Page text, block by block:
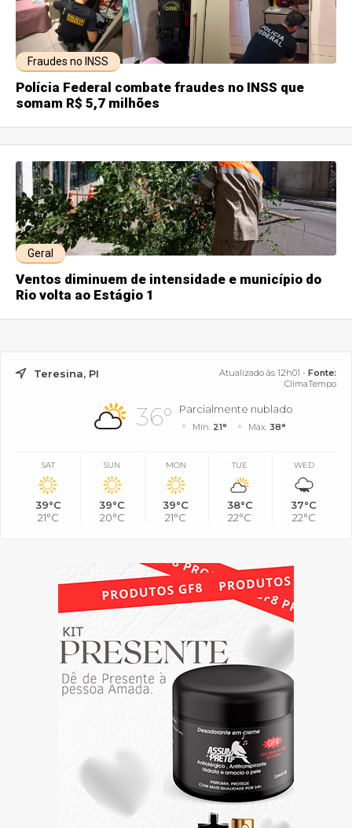
Fraudes no INSS
Polícia Federal combate fraudes no INSS que
somam R$ 5,7 milhões
Geral
Ventos diminuem de intensidade e município do
Rio volta ao Estágio 1
Teresina, PI Atualizado às 12h01 - Fonte:
ClimaTempo
36° Parcialmente nublado
Mín. 21° Máx. 38°
SAT
39°C
21°C
SUN
39°C
20°C
MON
39°C
21°C
TUE
38°C
22°C
WED
37°C
22°C